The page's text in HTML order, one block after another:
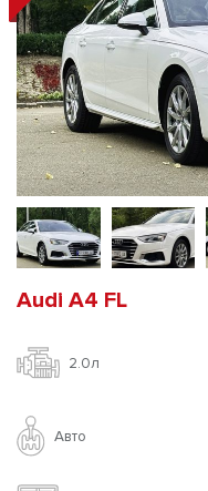
Audi A4 FL
2.0л
Авто